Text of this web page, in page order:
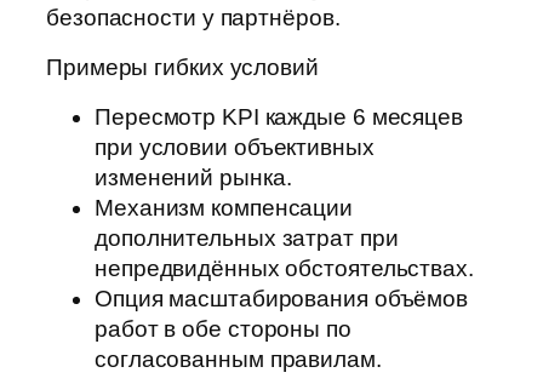
безопасности у партнёров.
Примеры гибких условий
Пересмотр KPI каждые 6 месяцев
при условии объективных
изменений рынка.
Механизм компенсации
дополнительных затрат при
непредвидённых обстоятельствах.
Опция масштабирования объёмов
работ в обе стороны по
согласованным правилам.